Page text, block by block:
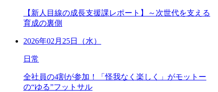
【新人目線の成長支援課レポート】～次世代を支える
育成の裏側
2026年02月25日（水）
日常
全社員の4割が参加！「怪我なく楽しく」がモットー
の“ゆる”フットサル